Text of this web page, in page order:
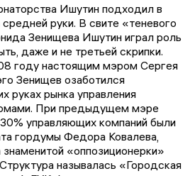
Ишутин подходил в
руки. В свите «теневого
Зенищева Ишутин играл роль
даже и не третьей скрипки.
году настоящим мэром Сергея
Зенищев озаботился
руках рынка управления
При предыдущем мэре
управляющих компаний были
гордумы Федора Ковалева,
«оппозиционерки»
называлась «Городская